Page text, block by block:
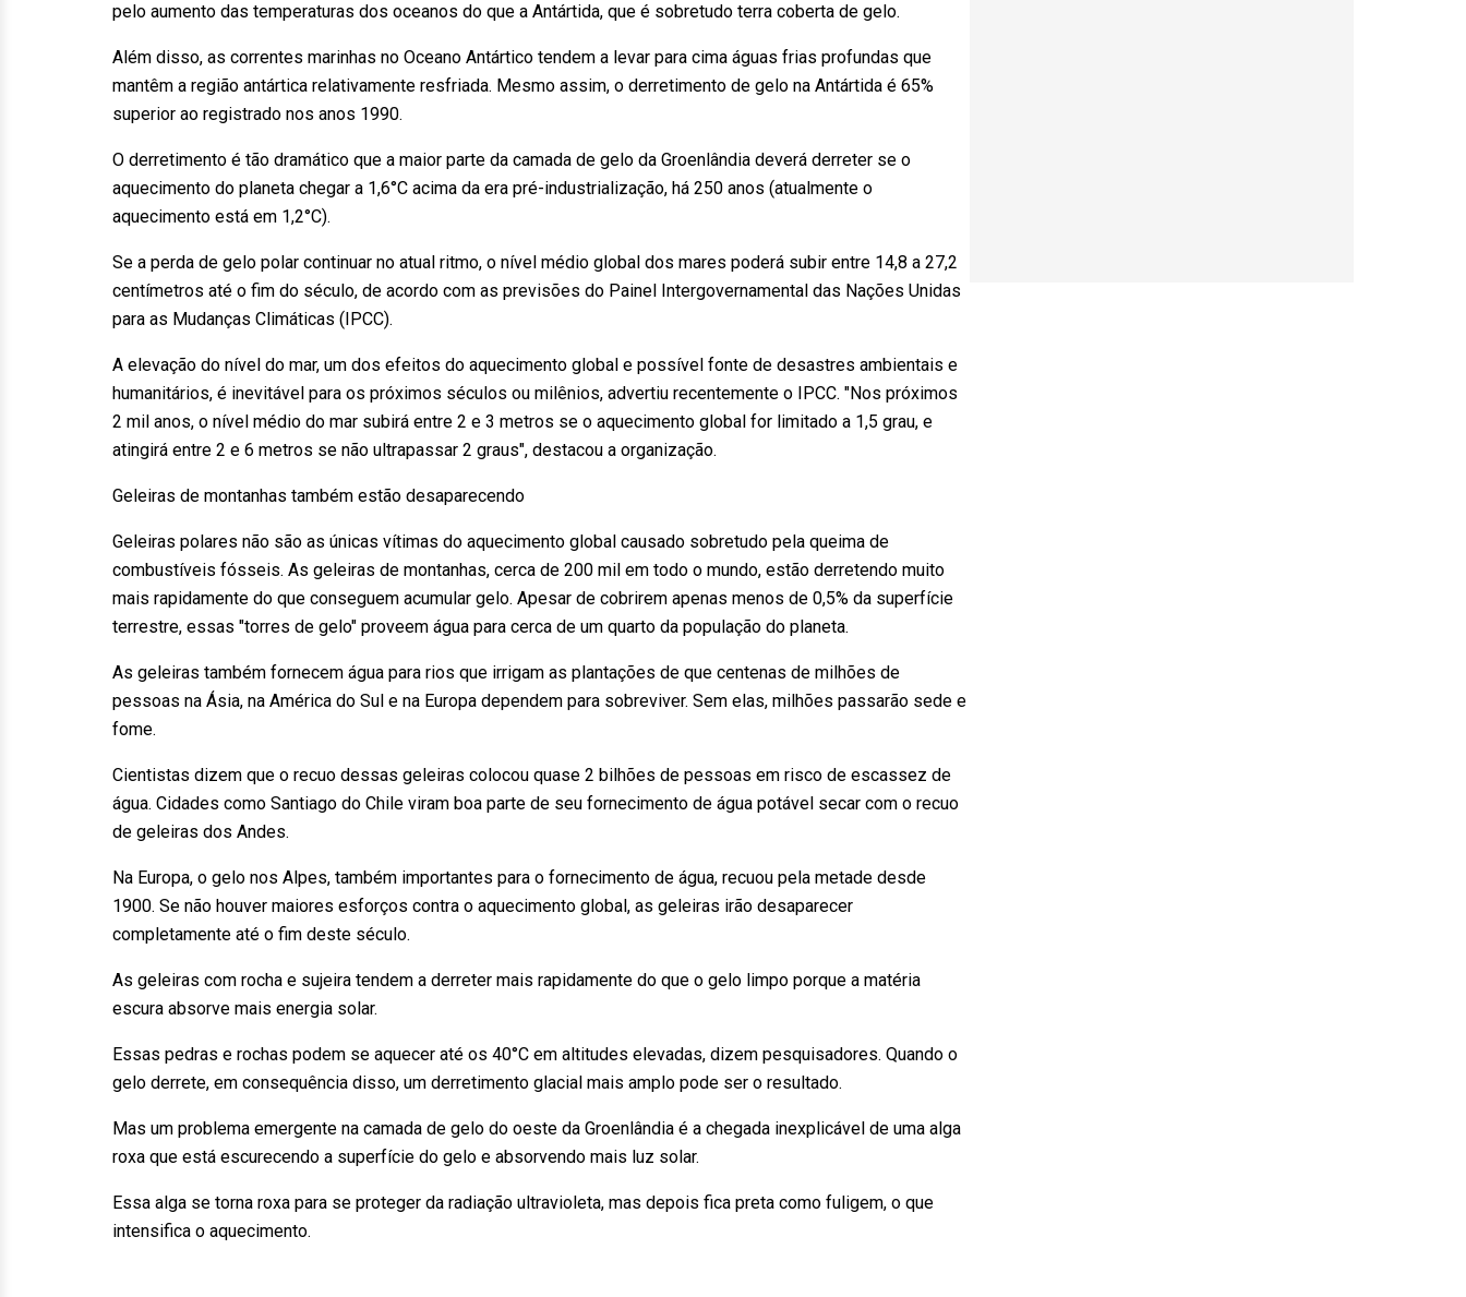
pelo aumento das temperaturas dos oceanos do que a Antártida, que é sobretudo terra coberta de gelo.
Além disso, as correntes marinhas no Oceano Antártico tendem a levar para cima águas frias profundas que
mantêm a região antártica relativamente resfriada. Mesmo assim, o derretimento de gelo na Antártida é 65%
superior ao registrado nos anos 1990.
O derretimento é tão dramático que a maior parte da camada de gelo da Groenlândia deverá derreter se o
aquecimento do planeta chegar a 1,6°C acima da era pré-industrialização, há 250 anos (atualmente o
aquecimento está em 1,2°C).
Se a perda de gelo polar continuar no atual ritmo, o nível médio global dos mares poderá subir entre 14,8 a 27,2
centímetros até o fim do século, de acordo com as previsões do Painel Intergovernamental das Nações Unidas
para as Mudanças Climáticas (IPCC).
A elevação do nível do mar, um dos efeitos do aquecimento global e possível fonte de desastres ambientais e
humanitários, é inevitável para os próximos séculos ou milênios, advertiu recentemente o IPCC. "Nos próximos
2 mil anos, o nível médio do mar subirá entre 2 e 3 metros se o aquecimento global for limitado a 1,5 grau, e
atingirá entre 2 e 6 metros se não ultrapassar 2 graus", destacou a organização.
Geleiras de montanhas também estão desaparecendo
Geleiras polares não são as únicas vítimas do aquecimento global causado sobretudo pela queima de
combustíveis fósseis. As geleiras de montanhas, cerca de 200 mil em todo o mundo, estão derretendo muito
mais rapidamente do que conseguem acumular gelo. Apesar de cobrirem apenas menos de 0,5% da superfície
terrestre, essas "torres de gelo" proveem água para cerca de um quarto da população do planeta.
As geleiras também fornecem água para rios que irrigam as plantações de que centenas de milhões de
pessoas na Ásia, na América do Sul e na Europa dependem para sobreviver. Sem elas, milhões passarão sede e
fome.
Cientistas dizem que o recuo dessas geleiras colocou quase 2 bilhões de pessoas em risco de escassez de
água. Cidades como Santiago do Chile viram boa parte de seu fornecimento de água potável secar com o recuo
de geleiras dos Andes.
Na Europa, o gelo nos Alpes, também importantes para o fornecimento de água, recuou pela metade desde
1900. Se não houver maiores esforços contra o aquecimento global, as geleiras irão desaparecer
completamente até o fim deste século.
As geleiras com rocha e sujeira tendem a derreter mais rapidamente do que o gelo limpo porque a matéria
escura absorve mais energia solar.
Essas pedras e rochas podem se aquecer até os 40°C em altitudes elevadas, dizem pesquisadores. Quando o
gelo derrete, em consequência disso, um derretimento glacial mais amplo pode ser o resultado.
Mas um problema emergente na camada de gelo do oeste da Groenlândia é a chegada inexplicável de uma alga
roxa que está escurecendo a superfície do gelo e absorvendo mais luz solar.
Essa alga se torna roxa para se proteger da radiação ultravioleta, mas depois fica preta como fuligem, o que
intensifica o aquecimento.